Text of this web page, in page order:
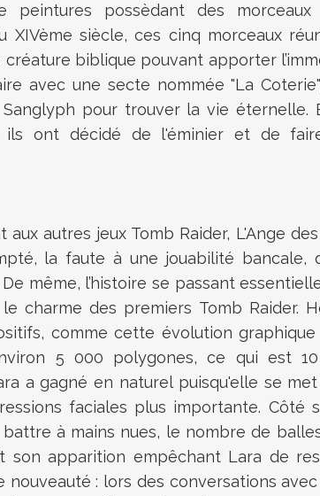
peintures possèdant des
XIVème siècle, ces cinq morceaux
créature biblique pouvant apporter
avec une secte nommée "La
Sanglyph pour trouver la vie éternelle.
ils ont décidé de l'éminier et de
aux autres jeux Tomb Raider, L'Ange
la faute à une jouabilité bancale,
même, l’histoire se passant
charme des premiers Tomb Raider.
comme cette évolution
5 000 polygones, ce qui est
a gagné en naturel puisqu'elle se
faciales plus importante. Côté
à mains nues, le nombre de
son apparition empêchant Lara de
nouveauté : lors des conversations